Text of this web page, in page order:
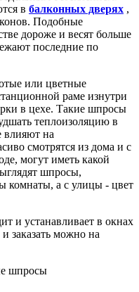
в балконных дверях ,
Подобные
дороже и весят больше
последние по
или цветные
раме изнутри
в цехе. Такие шпросы
теплоизоляцию в
влияют на
смотрятся из дома и с
могут иметь какой
шпросы,
комнаты, а с улицы - цвет
и устанавливает в окнах
заказать можно на